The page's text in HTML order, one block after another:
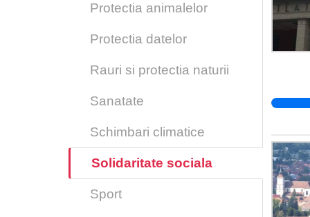
Protectia animalelor
Protectia datelor
Rauri si protectia naturii
Sanatate
Schimbari climatice
Solidaritate sociala
Sport